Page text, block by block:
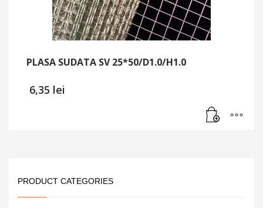
PLASA SUDATA SV 25*50/D1.0/H1.0
6,35 lei
PRODUCT CATEGORIES